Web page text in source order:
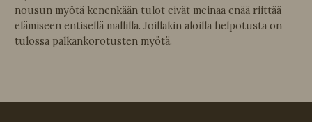
nousun myötä kenenkään tulot eivät meinaa enää riittää
elämiseen entisellä mallilla. Joillakin aloilla helpotusta on
tulossa palkankorotusten myötä.